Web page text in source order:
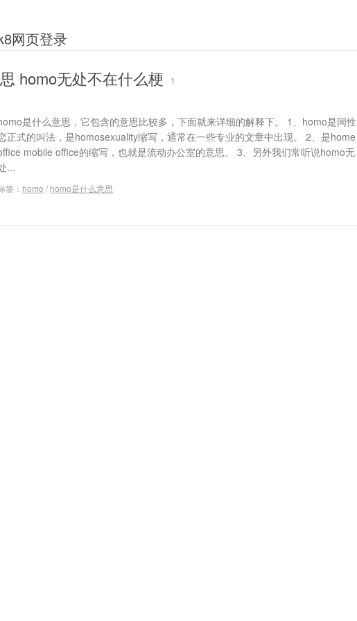
网页登录
homo无处不在什么梗
1
是什么意思，它包含的意思比较多，下面就来详细的解释下。 1、homo是同性
正式的叫法，是homosexuality缩写，通常在一些专业的文章中出现。 2、是home
mobile office的缩写，也就是流动办公室的意思。 3、另外我们常听说homo无
...
签： homo / homo是什么意思